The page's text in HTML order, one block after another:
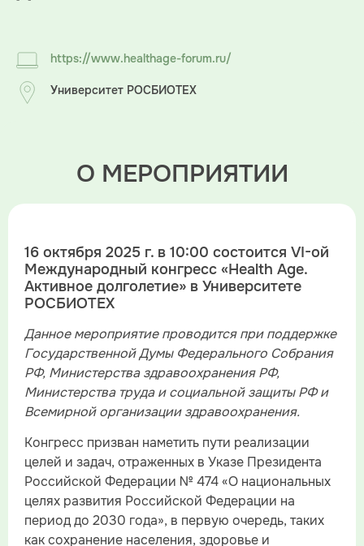
https://www.healthage-forum.ru/
Университет РОСБИОТЕХ
О МЕРОПРИЯТИИ
16 октября 2025 г. в 10:00 состоится VI-ой
Международный конгресс «Health Age.
Активное долголетие» в Университете
РОСБИОТЕХ
Данное мероприятие проводится при поддержке
Государственной Думы Федерального Собрания
РФ, Министерства здравоохранения РФ,
Министерства труда и социальной защиты РФ и
Всемирной организации здравоохранения.
Конгресс призван наметить пути реализации
целей и задач, отраженных в Указе Президента
Российской Федерации № 474 «О национальных
целях развития Российской Федерации на
период до 2030 года», в первую очередь, таких
как сохранение населения, здоровье и